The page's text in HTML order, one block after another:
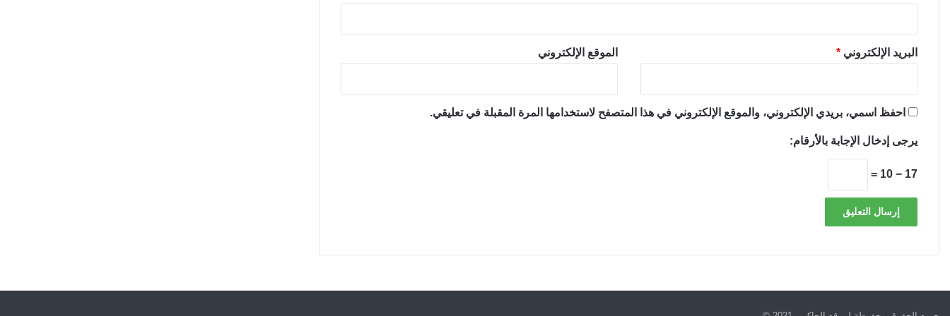
البريد الإلكتروني * الموقع الإلكتروني
احفظ اسمي، بريدي الإلكتروني، والموقع الإلكتروني في هذا المتصفح لاستخدامها المرة المقبلة في تعليقي.
يرجى إدخال الإجابة بالأرقام:
17 − 10 =